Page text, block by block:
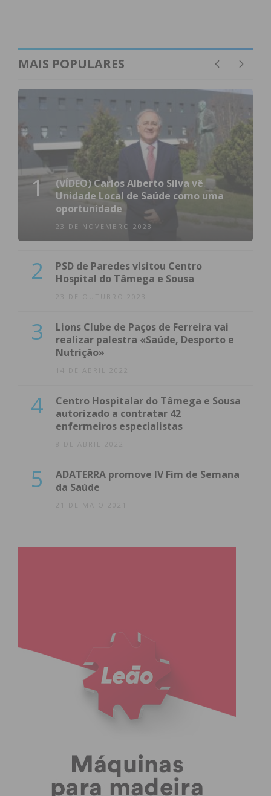
atualizada.
Eu li e concordo com os
termos e
condições
MAIS POPULARES
1
(VÍDEO) Carlos Alberto Silva vê
Unidade Local de Saúde como uma
oportunidade
23 DE NOVEMBRO 2023
2
PSD de Paredes visitou Centro
Hospital do Tâmega e Sousa
23 DE OUTUBRO 2023
3
Lions Clube de Paços de Ferreira vai
realizar palestra «Saúde, Desporto e
Nutrição»
14 DE ABRIL 2022
4
Centro Hospitalar do Tâmega e Sousa
autorizado a contratar 42
enfermeiros especialistas
8 DE ABRIL 2022
5
ADATERRA promove IV Fim de Semana
da Saúde
21 DE MAIO 2021